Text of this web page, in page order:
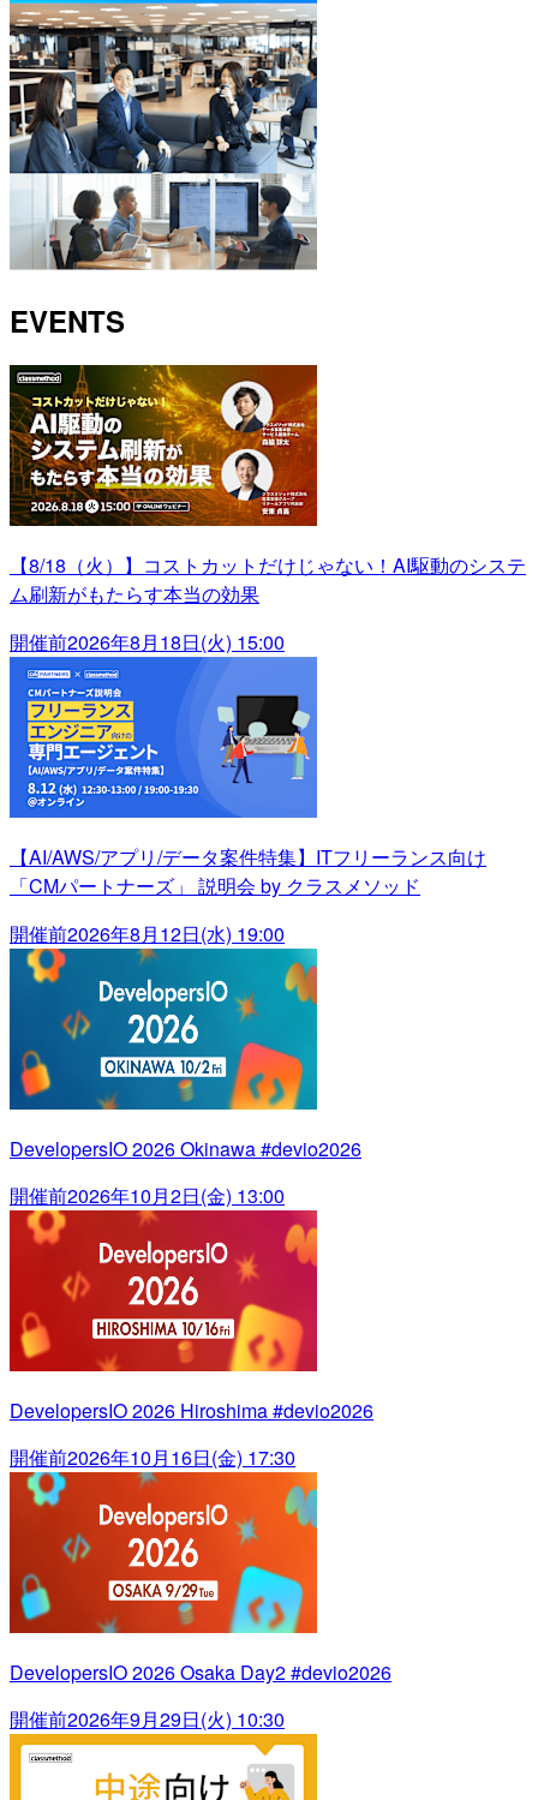
EVENTS
【8/18（火）】コストカットだけじゃない！AI駆動のシステ
ム刷新がもたらす本当の効果
開催前2026年8月18日(火) 15:00
【AI/AWS/アプリ/データ案件特集】ITフリーランス向け
「CMパートナーズ」 説明会 by クラスメソッド
開催前2026年8月12日(水) 19:00
DevelopersIO 2026 Okinawa #devio2026
開催前2026年10月2日(金) 13:00
DevelopersIO 2026 Hiroshima #devio2026
開催前2026年10月16日(金) 17:30
DevelopersIO 2026 Osaka Day2 #devio2026
開催前2026年9月29日(火) 10:30